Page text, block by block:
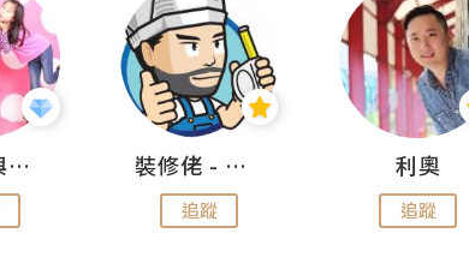
儍媽媽與兩隻小魔怪之家 裝修佬 - 香港一站式網上裝修平台
追蹤
利奧
追蹤